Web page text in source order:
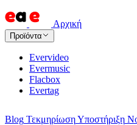
Αρχική
Προϊόντα
Evervideo
Evermusic
Flacbox
Evertag
Blog ΤεκμηρίωσηΥποστήριξη